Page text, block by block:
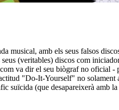
musical, amb els seus falsos
(veritables) discos com
va dir el seu biògraf no oficial
"Do-It-Yourself" no solament
suïcida (que desapareixerà amb